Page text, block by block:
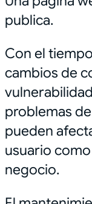
publica.
Con el
cambios de
problemas
pueden
usuario
negocio.